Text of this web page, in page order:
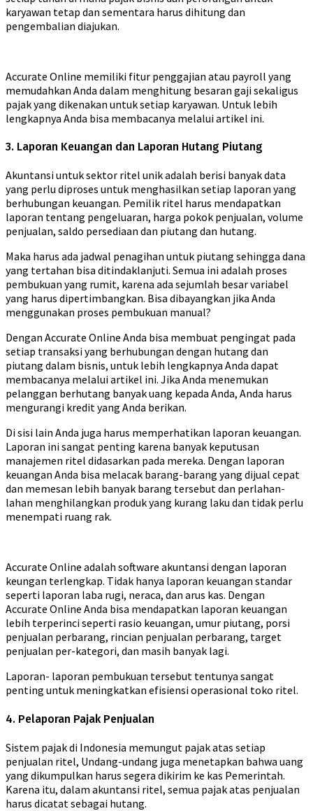
karyawan tetap dan sementara harus dihitung dan
pengembalian diajukan.
Accurate Online memiliki fitur penggajian atau payroll yang
memudahkan Anda dalam menghitung besaran gaji sekaligus
pajak yang dikenakan untuk setiap karyawan. Untuk lebih
lengkapnya Anda bisa membacanya melalui artikel ini.
3. Laporan Keuangan dan Laporan Hutang Piutang
Akuntansi untuk sektor ritel unik adalah berisi banyak data
yang perlu diproses untuk menghasilkan setiap laporan yang
berhubungan keuangan. Pemilik ritel harus mendapatkan
laporan tentang pengeluaran, harga pokok penjualan, volume
penjualan, saldo persediaan dan piutang dan hutang.
Maka harus ada jadwal penagihan untuk piutang sehingga dana
yang tertahan bisa ditindaklanjuti. Semua ini adalah proses
pembukuan yang rumit, karena ada sejumlah besar variabel
yang harus dipertimbangkan. Bisa dibayangkan jika Anda
menggunakan proses pembukuan manual?
Dengan Accurate Online Anda bisa membuat pengingat pada
setiap transaksi yang berhubungan dengan hutang dan
piutang dalam bisnis, untuk lebih lengkapnya Anda dapat
membacanya melalui artikel ini. Jika Anda menemukan
pelanggan berhutang banyak uang kepada Anda, Anda harus
mengurangi kredit yang Anda berikan.
Di sisi lain Anda juga harus memperhatikan laporan keuangan.
Laporan ini sangat penting karena banyak keputusan
manajemen ritel didasarkan pada mereka. Dengan laporan
keuangan Anda bisa melacak barang-barang yang dijual cepat
dan memesan lebih banyak barang tersebut dan perlahan-
lahan menghilangkan produk yang kurang laku dan tidak perlu
menempati ruang rak.
Accurate Online adalah software akuntansi dengan laporan
keungan terlengkap. Tidak hanya laporan keuangan standar
seperti laporan laba rugi, neraca, dan arus kas. Dengan
Accurate Online Anda bisa mendapatkan laporan keuangan
lebih terperinci seperti rasio keuangan, umur piutang, porsi
penjualan perbarang, rincian penjualan perbarang, target
penjualan per-kategori, dan masih banyak lagi.
Laporan- laporan pembukuan tersebut tentunya sangat
penting untuk meningkatkan efisiensi operasional toko ritel.
4. Pelaporan Pajak Penjualan
Sistem pajak di Indonesia memungut pajak atas setiap
penjualan ritel, Undang-undang juga menetapkan bahwa uang
yang dikumpulkan harus segera dikirim ke kas Pemerintah.
Karena itu, dalam akuntansi ritel, semua pajak atas penjualan
harus dicatat sebagai hutang.